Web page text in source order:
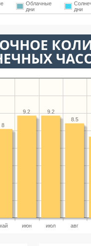
Облачные
дни
дни
июн июл авг
8.5
9.2
9.2
8